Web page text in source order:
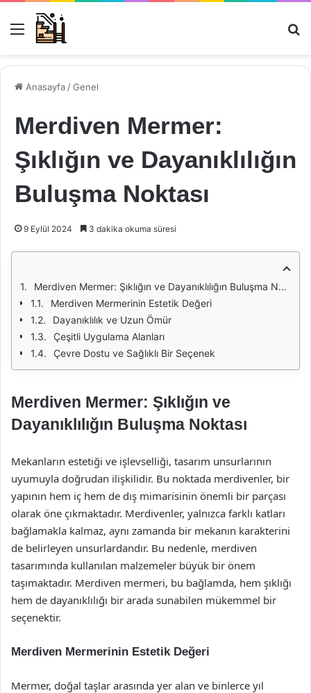
Menü
Anasayfa /Genel
Merdiven Mermer:
Şıklığın ve Dayanıklılığın
Buluşma Noktası
9 Eylül 2024 3 dakika okuma süresi
Merdiven Mermer: Şıklığın ve Dayanıklılığın Buluşma Noktası
Merdiven Mermerinin Estetik Değeri
Dayanıklılık ve Uzun Ömür
Çeşitli Uygulama Alanları
Çevre Dostu ve Sağlıklı Bir Seçenek
Merdiven Mermer: Şıklığın ve
Dayanıklılığın Buluşma Noktası
Mekanların estetiği ve işlevselliği, tasarım unsurlarının
uyumuyla doğrudan ilişkilidir. Bu noktada merdivenler, bir
yapının hem iç hem de dış mimarisinin önemli bir parçası
olarak öne çıkmaktadır. Merdivenler, yalnızca farklı katları
bağlamakla kalmaz, aynı zamanda bir mekanın karakterini
de belirleyen unsurlardandır. Bu nedenle, merdiven
tasarımında kullanılan malzemeler büyük bir önem
taşımaktadır. Merdiven mermeri, bu bağlamda, hem şıklığı
hem de dayanıklılığı bir arada sunabilen mükemmel bir
seçenektir.
Merdiven Mermerinin Estetik Değeri
Mermer, doğal taşlar arasında yer alan ve binlerce yıl